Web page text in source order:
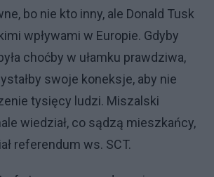
bo nie kto inny, ale Donald Tusk
wpływami w Europie. Gdyby
choćby w ułamku prawdziwa,
swoje koneksje, aby nie
tysięcy ludzi. Miszalski
wiedział, co sądzą mieszkańcy,
referendum ws. SCT.